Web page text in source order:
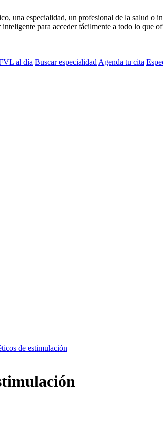
una especialidad, un profesional de la salud o
inteligente para acceder fácilmente a todo lo que
al día Buscar especialidad Agenda tu cita
de estimulación